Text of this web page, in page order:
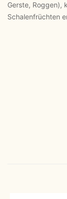
Gerste, Roggen),
Schalenfrüchten